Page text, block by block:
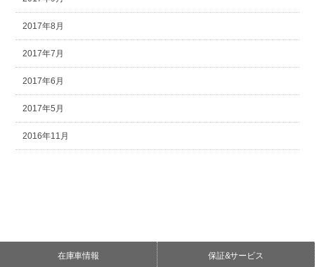
2017年8月
2017年7月
2017年6月
2017年5月
2016年11月
在庫車情報 保証&サービス